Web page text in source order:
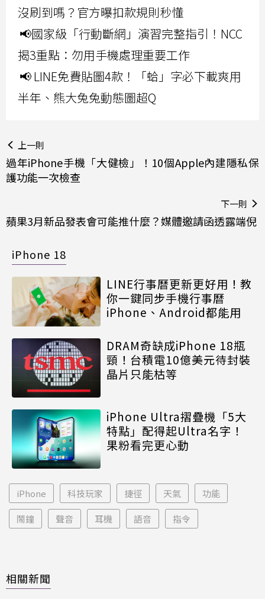
沒刷到嗎？官方曝扣款規則秒懂
📢國家級「行動斷網」演習完整指引！NCC
揭3重點：勿用手機處理重要工作
📢 LINE免費貼圖4款！「蛤」字必下載爽用
半年、熊大兔兔動態圖超Q
上一則
過年iPhone手機「大健檢」！10個Apple內建隱私保
護功能一次檢查
下一則
蘋果3月新品發表會可能推什麼？媒體邀請函透露端倪
iPhone 18
LINE行事曆更新更好用！教
你一鍵同步手機行事曆
iPhone、Android都能用
DRAM奇缺成iPhone 18瓶
頸！台積電10億美元待封裝
晶片只能枯等
iPhone Ultra摺疊機「5大
特點」配得起Ultra名字！
果粉看完更心動
iPhone 科技玩家 捷徑 天氣 功能
鬧鐘 聲音 耳機 語音 指令
相關新聞